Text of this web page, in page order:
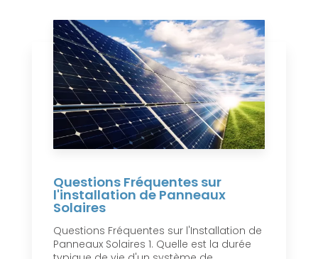
Questions Fréquentes sur
l'installation de Panneaux
Solaires
Questions Fréquentes sur l'Installation de
Panneaux Solaires 1. Quelle est la durée